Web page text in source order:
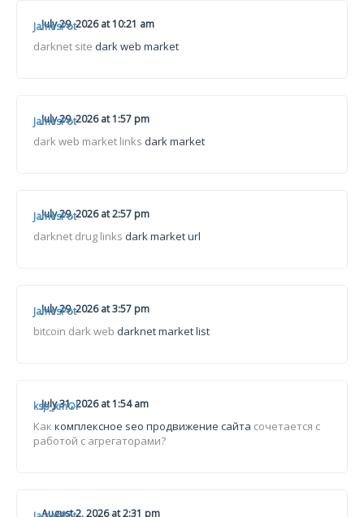
JamesPot
July 29, 2026 at 10:21 am
darknet site dark web market
JamesPot
July 29, 2026 at 1:57 pm
dark web market links dark market
JamesPot
July 29, 2026 at 2:57 pm
darknet drug links dark market url
JamesPot
July 29, 2026 at 3:57 pm
bitcoin dark web darknet market list
ksp_xmOl
July 31, 2026 at 1:54 am
Как комплексное seo продвижение сайта сочетается с
работой с агрегаторами?
August 2, 2026 at 2:31 pm